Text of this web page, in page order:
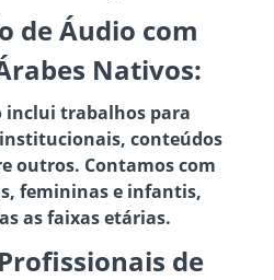
de Áudio com
Nativos:
inclui trabalhos para
conteúdos
outros. Contamos com
femininas e infantis,
as faixas etárias.
de